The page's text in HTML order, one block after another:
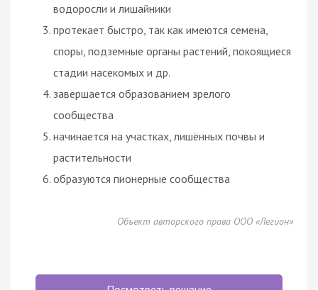
водоросли и лишайники
протекает быстро, так как имеются семена,
споры, подземные органы растений, покоящиеся
стадии насекомых и др.
завершается образованием зрелого
сообщества
начинается на участках, лишённых почвы и
растительности
образуются пионерные сообщества
Объект авторского права ООО «Легион»